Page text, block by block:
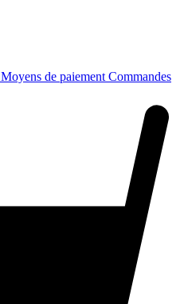
Moyens de paiement Commandes